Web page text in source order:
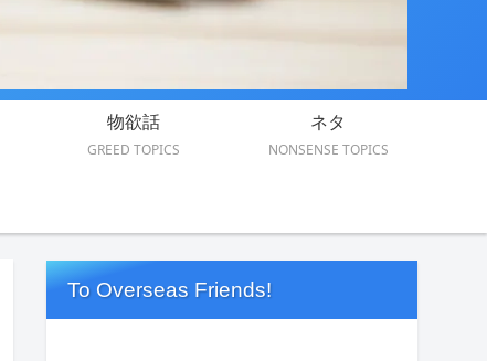
物欲話
GREED TOPICS
ネタ
NONSENSE TOPICS
To Overseas Friends!